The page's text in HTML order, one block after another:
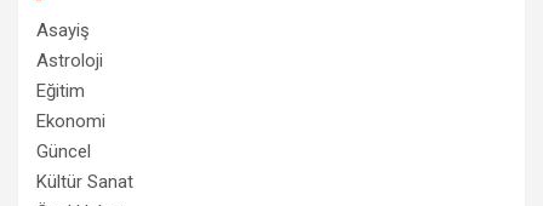
Asayiş
Astroloji
Eğitim
Ekonomi
Güncel
Kültür Sanat